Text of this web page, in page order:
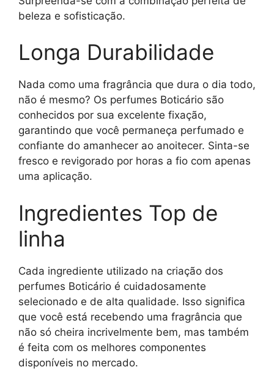
beleza e sofisticação.
Longa Durabilidade
Nada como uma fragrância que dura o dia todo,
não é mesmo? Os perfumes Boticário são
conhecidos por sua excelente fixação,
garantindo que você permaneça perfumado e
confiante do amanhecer ao anoitecer. Sinta-se
fresco e revigorado por horas a fio com apenas
uma aplicação.
Ingredientes Top de
linha
Cada ingrediente utilizado na criação dos
perfumes Boticário é cuidadosamente
selecionado e de alta qualidade. Isso significa
que você está recebendo uma fragrância que
não só cheira incrivelmente bem, mas também
é feita com os melhores componentes
disponíveis no mercado.